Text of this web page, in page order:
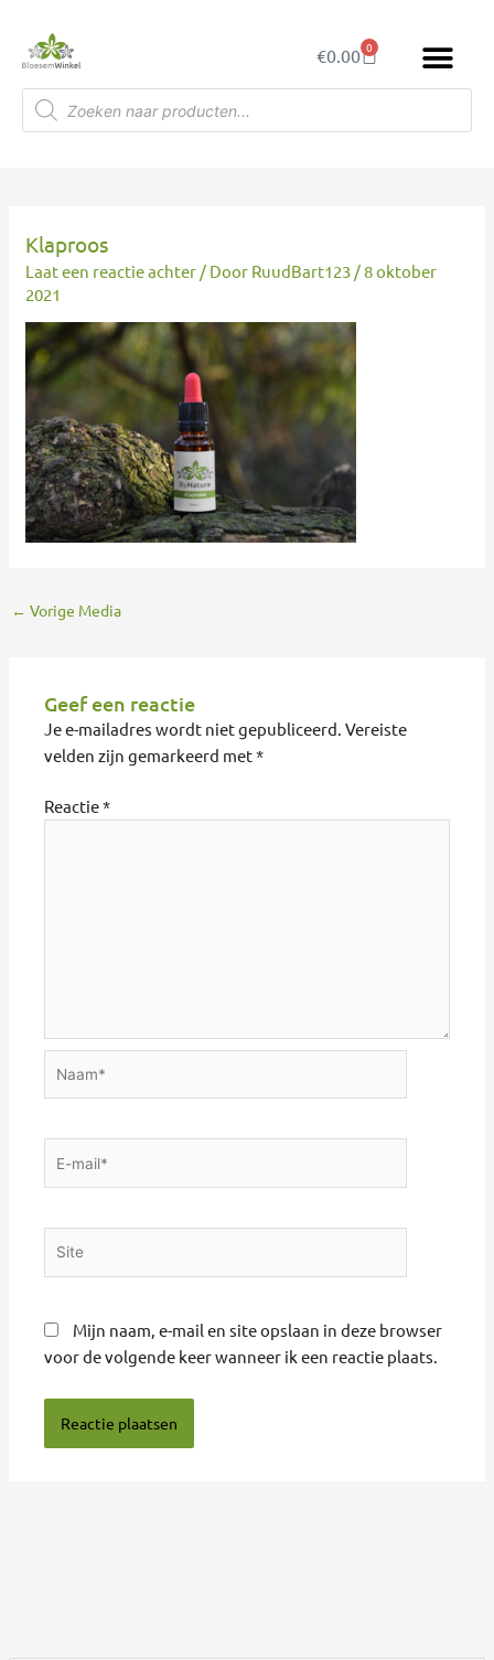
inhoud
€0.00 0
Winkelwagen
Producten
zoeken
Klaproos
Laat een reactie achter / Door RuudBart123 / 8 oktober
2021
← Vorige Media
Geef een reactie
Je e-mailadres wordt niet gepubliceerd. Vereiste
velden zijn gemarkeerd met*
Reactie*
Mijn naam, e-mail en site opslaan in deze browser
voor de volgende keer wanneer ik een reactie plaats.